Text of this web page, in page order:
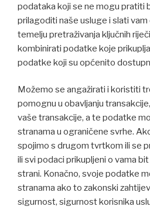
podataka koji se ne mogu pratiti
prilagoditi naše usluge i slati vam
temelju pretraživanja ključnih
kombinirati podatke koje
podatke koji su općenito
Možemo se angažirati i koristiti
pomognu u obavljanju
vaše transakcije, a te podatke
stranama u ograničene svrhe.
spojimo s drugom tvrtkom ili se
ili svi podaci prikupljeni o vama
strani. Konačno, svoje podatke
stranama ako to zakonski
sigurnost, sigurnost korisnika